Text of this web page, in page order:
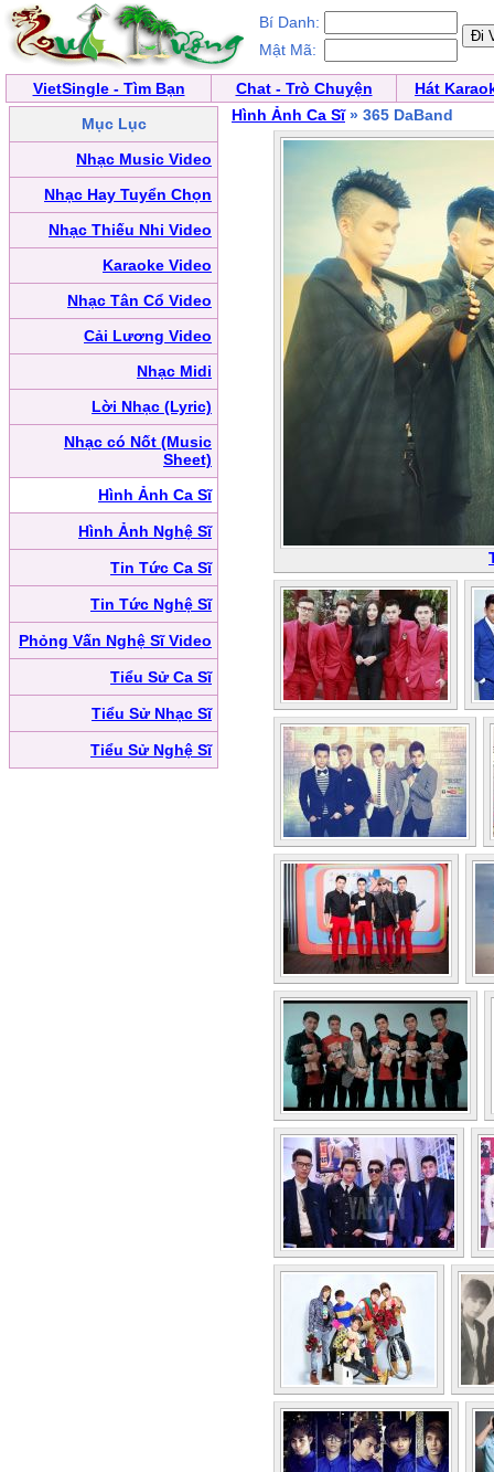
Bí Danh:
Mật Mã:
VietSingle - Tìm Bạn Chat - Trò Chuyện
Hát
Mục Lục
Nhạc Music Video
Nhạc Hay Tuyển Chọn
Nhạc Thiếu Nhi Video
Karaoke Video
Nhạc Tân Cổ Video
Cải Lương Video
Nhạc Midi
Lời Nhạc (Lyric)
Nhạc có Nốt (Music
Sheet)
Hình Ảnh Ca Sĩ
Hình Ảnh Nghệ Sĩ
Tin Tức Ca Sĩ
Tin Tức Nghệ Sĩ
Phỏng Vấn Nghệ Sĩ Video
Tiểu Sử Ca Sĩ
Tiểu Sử Nhạc Sĩ
Tiểu Sử Nghệ Sĩ
Hình Ảnh Ca Sĩ» 365 DaBand